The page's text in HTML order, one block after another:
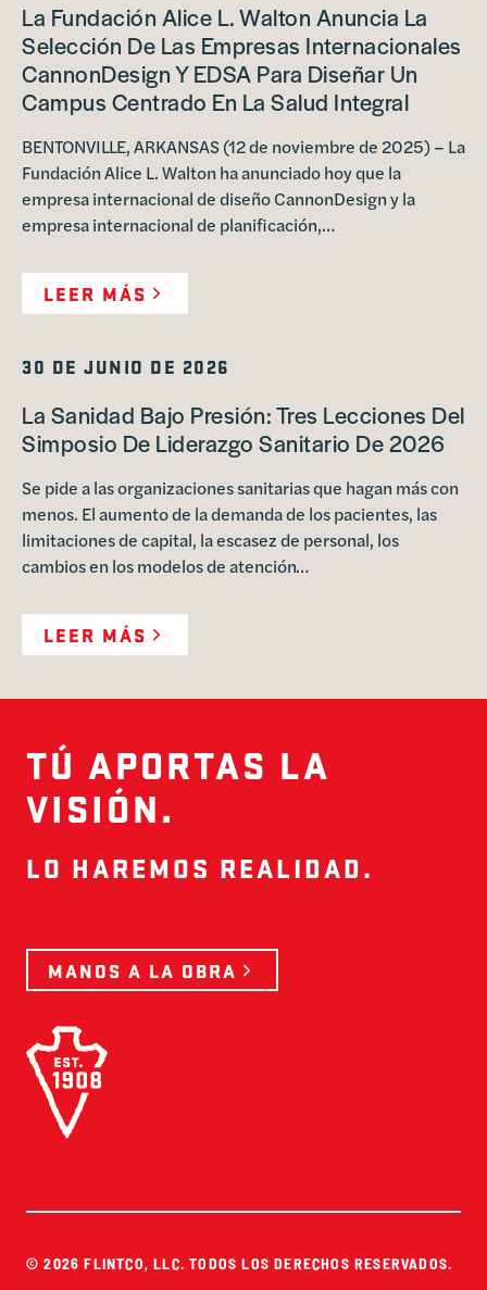
La Fundación Alice L. Walton Anuncia La
Selección De Las Empresas Internacionales
CannonDesign Y EDSA Para Diseñar Un
Campus Centrado En La Salud Integral
BENTONVILLE, ARKANSAS (12 de noviembre de 2025) – La
Fundación Alice L. Walton ha anunciado hoy que la
empresa internacional de diseño CannonDesign y la
empresa internacional de planificación,…
LEER MÁS
30 DE JUNIO DE 2026
La Sanidad Bajo Presión: Tres Lecciones Del
Simposio De Liderazgo Sanitario De 2026
Se pide a las organizaciones sanitarias que hagan más con
menos. El aumento de la demanda de los pacientes, las
limitaciones de capital, la escasez de personal, los
cambios en los modelos de atención…
LEER MÁS
TÚ APORTAS LA
VISIÓN.
LO HAREMOS REALIDAD.
MANOS A LA OBRA
© 2026 FLINTCO, LLC. TODOS LOS DERECHOS RESERVADOS.